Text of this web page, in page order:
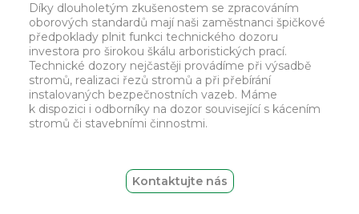
Díky dlouholetým zkušenostem se zpracováním
oborových standardů mají naši zaměstnanci špičkové
předpoklady plnit funkci technického dozoru
investora pro širokou škálu arboristických prací.
Technické dozory nejčastěji provádíme při výsadbě
stromů, realizaci řezů stromů a při přebírání
instalovaných bezpečnostních vazeb. Máme
k dispozici i odborníky na dozor související s kácením
stromů či stavebními činnostmi.
Kontaktujte nás